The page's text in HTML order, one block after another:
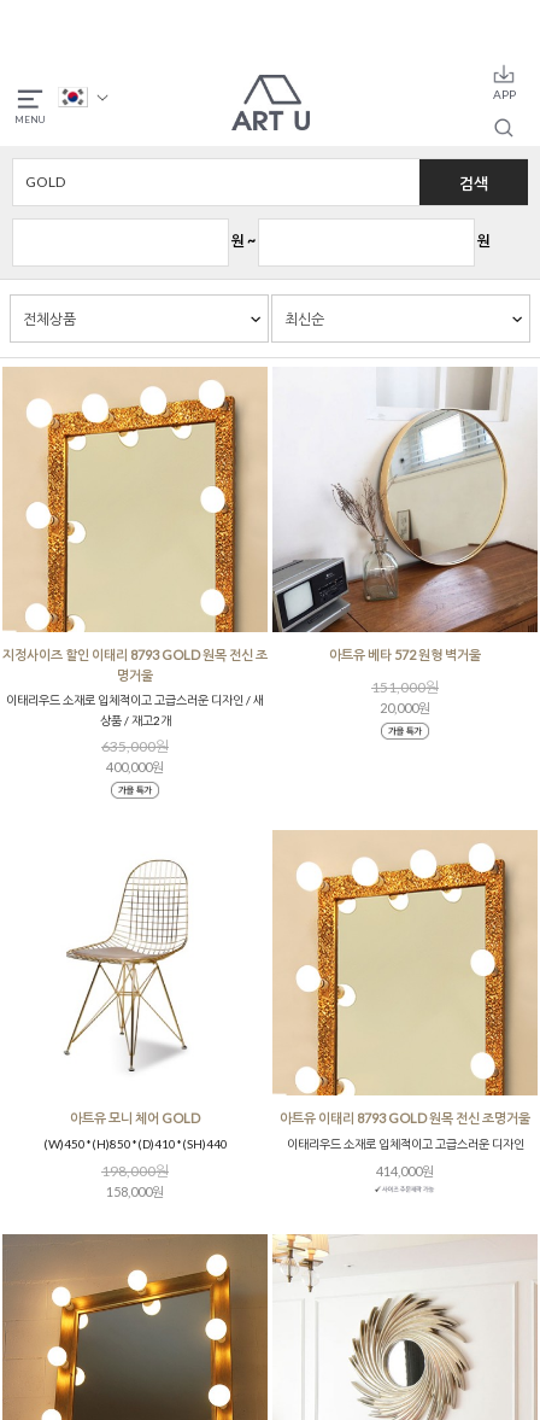
원 ~ 원
검색
지정사이즈 할인 이태리 8793 GOLD 원목 전신 조
명거울
이태리우드 소재로 입체적이고 고급스러운 디자인 / 새
상품 / 재고2개
635,000원
400,000원
아트유 베타 572 원형 벽거울
151,000원
20,000원
아트유 모니 체어 GOLD
(W)450*(H)850*(D)410*(SH)440
198,000원
158,000원
아트유 이태리 8793 GOLD 원목 전신 조명거울
이태리우드 소재로 입체적이고 고급스러운 디자인
414,000원